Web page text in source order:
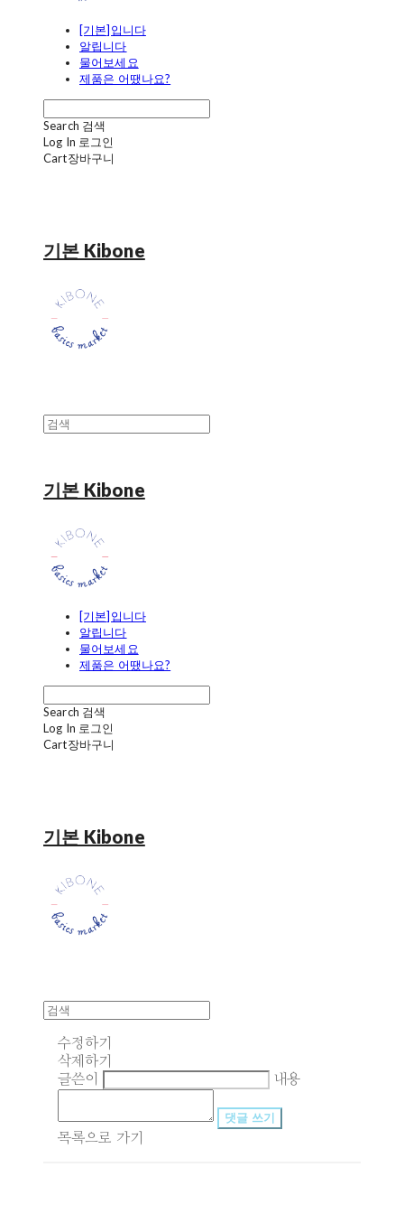
[기본]입니다
알립니다
물어보세요
제품은 어땠나요?
Search 검색
Log In 로그인
Cart장바구니
기본 Kibone
기본 Kibone
[기본]입니다
알립니다
물어보세요
제품은 어땠나요?
Search 검색
Log In 로그인
Cart장바구니
기본 Kibone
수정하기
삭제하기
글쓴이
내용
댓글 쓰기
목록으로 가기